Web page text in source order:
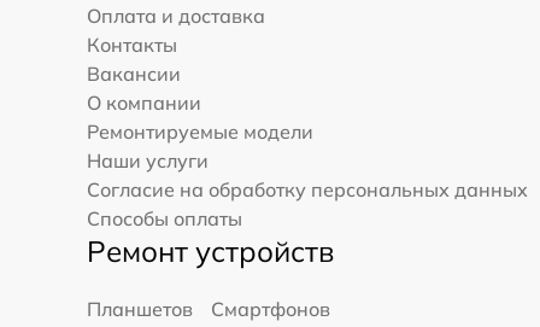
Оплата и доставка
Контакты
Вакансии
О компании
Ремонтируемые модели
Наши услуги
Согласие на обработку персональных данных
Способы оплаты
Ремонт устройств
Планшетов
Смартфонов